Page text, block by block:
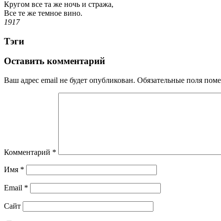
Кругом все та же ночь и стража,
Все те же темное вино.
1917
Тэги
Оставить комментарий
Ваш адрес email не будет опубликован. Обязательные поля
Комментарий *
Имя *
Email *
Сайт